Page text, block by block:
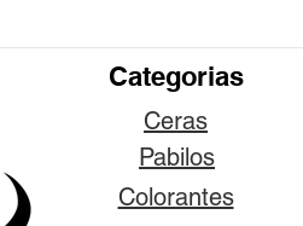
Categorias
Ceras
Pabilos
Colorantes